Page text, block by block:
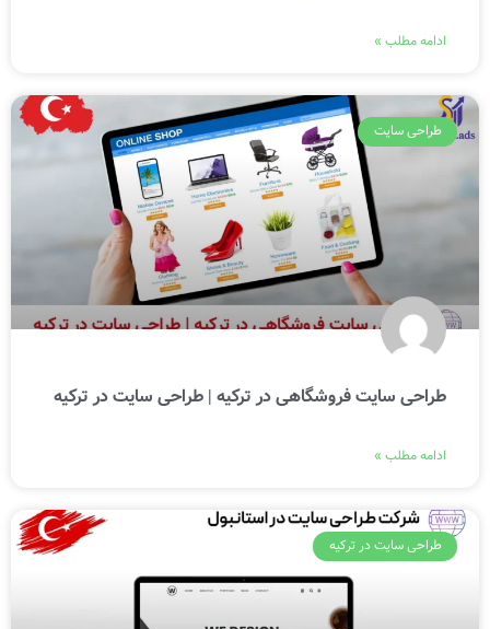
ادامه مطلب »
طراحی سایت
طراحی سایت فروشگاهی در ترکیه | طراحی سایت در ترکیه
ادامه مطلب »
طراحی سایت در ترکیه